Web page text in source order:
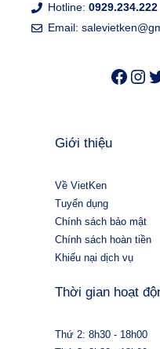
Hotline: 0929.234.222
Email:
Giới thiệu
Về VietKen
Tuyển dụng
Chính sách bảo mật
Chính sách hoàn tiền
Khiếu nại dịch vụ
Thời gian hoạt
Thứ 2: 8h30 - 18h00